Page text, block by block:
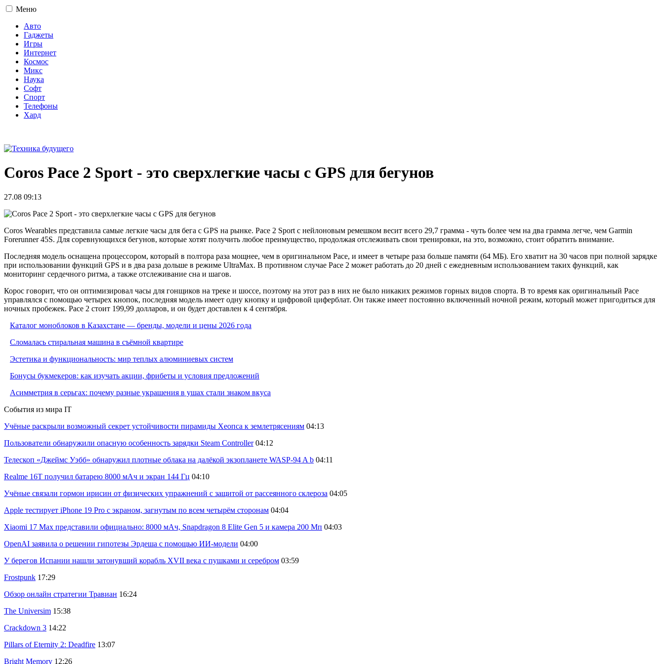
Меню
Авто
Гаджеты
Игры
Интернет
Космос
Микс
Наука
Софт
Спорт
Телефоны
Хард
Coros Pace 2 Sport - это сверхлегкие часы с GPS для бегунов
27.08 09:13
Coros Wearables представила самые легкие часы для бега с GPS на рынке. Pace 2 Sport с нейлоновым ремешком весит всего 29,7 грамма - чуть более чем на два грамма легче, чем Garmin
Forerunner 45S. Для соревнующихся бегунов, которые хотят получить любое преимущество, продолжая отслеживать свои тренировки, на это, возможно, стоит обратить внимание.
Последняя модель оснащена процессором, который в полтора раза мощнее, чем в оригинальном Pace, и имеет в четыре раза больше памяти (64 МБ). Его хватит на 30 часов при полной зарядке
при использовании функций GPS и в два раза дольше в режиме UltraMax. В противном случае Pace 2 может работать до 20 дней с ежедневным использованием таких функций, как
мониторинг сердечного ритма, а также отслеживание сна и шагов.
Корос говорит, что он оптимизировал часы для гонщиков на треке и шоссе, поэтому на этот раз в них не было никаких режимов горных видов спорта. В то время как оригинальный Pace
управлялся с помощью четырех кнопок, последняя модель имеет одну кнопку и цифровой циферблат. Он также имеет постоянно включенный ночной режим, который может пригодиться для
ночных пробежек. Pace 2 стоит 199,99 долларов, и он будет доставлен к 4 сентября.
Каталог моноблоков в Казахстане — бренды, модели и цены 2026 года
Сломалась стиральная машина в съёмной квартире
Эстетика и функциональность: мир теплых алюминиевых систем
Бонусы букмекеров: как изучать акции, фрибеты и условия предложений
Асимметрия в серьгах: почему разные украшения в ушах стали знаком вкуса
События из мира IT
Учёные раскрыли возможный секрет устойчивости пирамиды Хеопса к землетрясениям 04:13
Пользователи обнаружили опасную особенность зарядки Steam Controller 04:12
Телескоп «Джеймс Уэбб» обнаружил плотные облака на далёкой экзопланете WASP-94 A b 04:11
Realme 16T получил батарею 8000 мАч и экран 144 Гц 04:10
Учёные связали гормон ирисин от физических упражнений с защитой от рассеянного склероза 04:05
Apple тестирует iPhone 19 Pro с экраном, загнутым по всем четырём сторонам 04:04
Xiaomi 17 Max представили официально: 8000 мАч, Snapdragon 8 Elite Gen 5 и камера 200 Мп 04:03
OpenAI заявила о решении гипотезы Эрдеша с помощью ИИ-модели 04:00
У берегов Испании нашли затонувший корабль XVII века с пушками и серебром 03:59
Frostpunk 17:29
Обзор онлайн стратегии Травиан 16:24
The Universim 15:38
Crackdown 3 14:22
Pillars of Eternity 2: Deadfire 13:07
Bright Memory 12:26